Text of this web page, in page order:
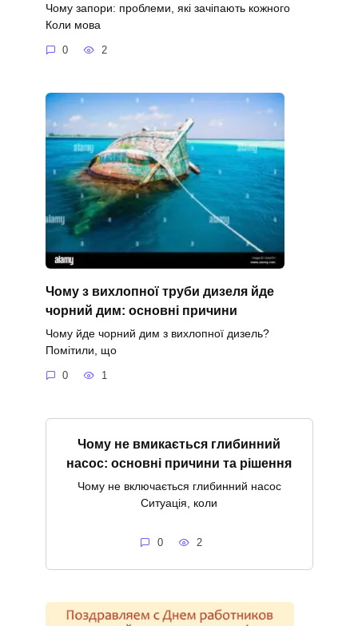
Чому запори: проблеми, які зачіпають кожного
Коли мова
0 2
Чому з вихлопної труби дизеля йде
чорний дим: основні причини
Чому йде чорний дим з вихлопної дизель?
Помітили, що
0 1
Чому не вмикається глибинний
насос: основні причини та рішення
Чому не включається глибинний насос
Ситуація, коли
0 2